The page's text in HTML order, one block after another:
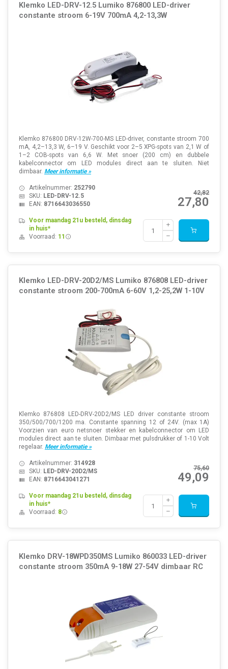
Klemko LED-DRV-12.5 Lumiko 876800 LED-driver
constante stroom 6-19V 700mA 4,2-13,3W
Klemko 876800 DRV-12W-700-MS LED-driver, constante stroom 700
mA, 4,2–13,3 W, 6–19 V. Geschikt voor 2–5 XPG-spots van 2,1 W of
1–2 COB-spots van 6,6 W. Met snoer (200 cm) en dubbele
kabelconnector om LED modules direct aan te sluiten. Niet
dimbaar. Meer informatie »
42,82
27,80
Artikelnummer: 252790
SKU: LED-DRV-12.5
EAN: 8716643036550
Voor maandag 21u besteld, dinsdag
in huis*
Voorraad: 11
Klemko LED-DRV-20D2/MS Lumiko 876808 LED-driver
constante stroom 200-700mA 6-60V 1,2-25,2W 1-10V
Klemko 876808 LED-DRV-20D2/MS LED driver constante stroom
350/500/700/1200 ma. Constante spanning 12 of 24V. (max 1A)
Voorzien van euro netsnoer stekker en kabelconnector om LED
modules direct aan te sluiten. Dimbaar met pulsdrukker of 1-10 Volt
regelaar. Meer informatie »
75,60
49,09
Artikelnummer: 314928
SKU: LED-DRV-20D2/MS
EAN: 8716643041271
Voor maandag 21u besteld, dinsdag
in huis*
Voorraad: 8
Klemko DRV-18WPD350MS Lumiko 860033 LED-driver
constante stroom 350mA 9-18W 27-54V dimbaar RC